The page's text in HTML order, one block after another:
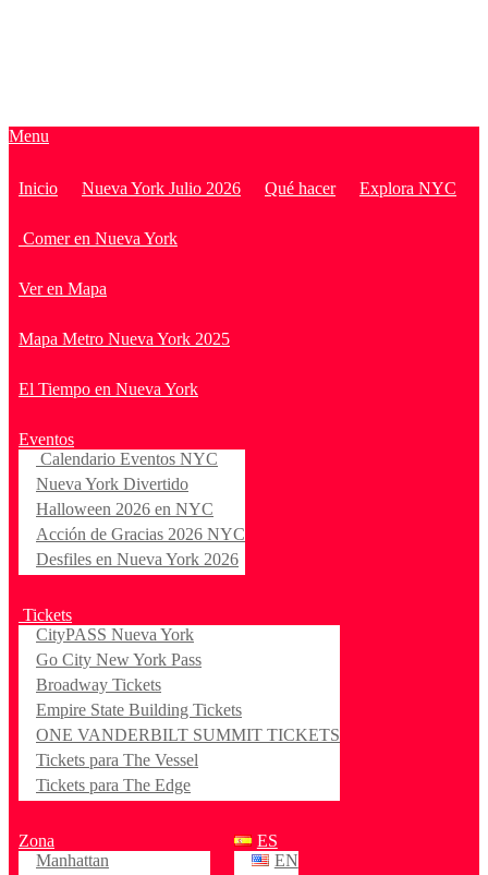
Menu
Inicio Nueva York Julio 2026 Qué hacer Explora NYC
Comer en Nueva York
Ver en Mapa
Mapa Metro Nueva York 2025
El Tiempo en Nueva York
Eventos
Calendario Eventos NYC
Nueva York Divertido
Halloween 2026 en NYC
Acción de Gracias 2026 NYC
Desfiles en Nueva York 2026
Tickets
CityPASS Nueva York
Go City New York Pass
Broadway Tickets
Empire State Building Tickets
ONE VANDERBILT SUMMIT TICKETS
Tickets para The Vessel
Tickets para The Edge
Zona
Manhattan
ES
EN